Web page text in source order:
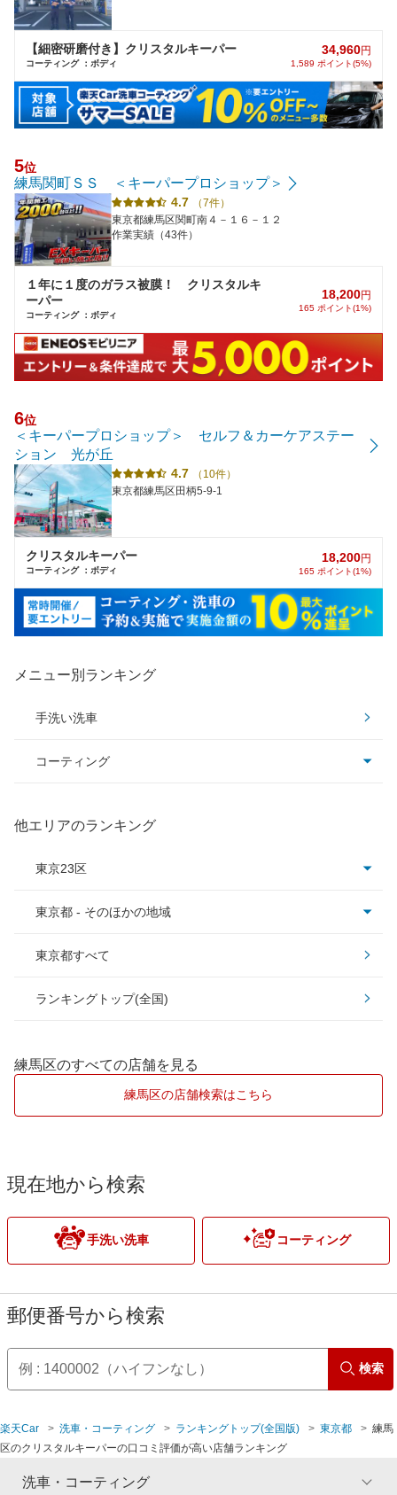
【細密研磨付き】クリスタルキーパー
コーティング ：ボディ
34,960円
1,589 ポイント(5%)
5位
練馬関町ＳＳ ＜キーパープロショップ＞
4.7
（7件）
東京都練馬区関町南４－１６－１２
作業実績（43件）
１年に１度のガラス被膜！ クリスタルキ
ーパー
コーティング ：ボディ
18,200円
165 ポイント(1%)
6位
＜キーパープロショップ＞ セルフ＆カーケアステー
ション 光が丘
4.7
（10件）
東京都練馬区田柄5-9-1
クリスタルキーパー
コーティング ：ボディ
18,200円
165 ポイント(1%)
メニュー別ランキング
手洗い洗車
コーティング
他エリアのランキング
東京23区
足立区
板橋区
江戸川区
江東区
渋谷区
杉並区
墨田区
世田谷区
台東区
豊島区
東京都 - そのほかの地域
昭島市
小平市
西東京市
八王子市
日野市
府中市
町田市
武蔵村山市
東京都すべて
ランキングトップ(全国)
練馬区のすべての店舗を見る
練馬区の店舗検索はこちら
現在地から検索
手洗い洗車 コーティング
郵便番号から検索
検索
楽天Car 洗車・コーティング ランキングトップ(全国版) 東京都
練馬
区のクリスタルキーパーの口コミ評価が高い店舗ランキング
洗車・コーティング